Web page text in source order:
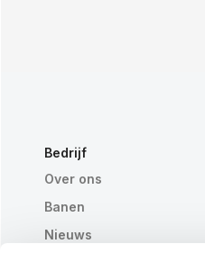
Bedrijf
Over ons
Banen
Nieuws